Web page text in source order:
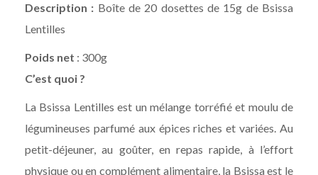
Description : Boîte de 20 dosettes de 15g de Bsissa
Lentilles
Poids net : 300g
C’est quoi ?
La Bsissa Lentilles est un mélange torréfié et moulu de
légumineuses parfumé aux épices riches et variées. Au
petit-déjeuner, au goûter, en repas rapide, à l’effort
physique ou en complément alimentaire, la Bsissa est le